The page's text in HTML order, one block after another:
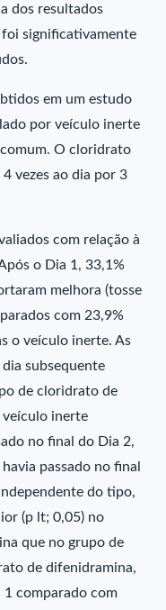
dos resultados
significativamente
em um estudo
por veículo inerte
O cloridrato
vezes ao dia por 3
com relação à
o Dia 1, 33,1%
melhora (tosse
com 23,9%
o veículo inerte. As
subsequente
de cloridrato de
veículo inerte
no final do Dia 2,
passado no final
do tipo,
(p lt; 0,05) no
que no grupo de
de difenidramina,
comparado com